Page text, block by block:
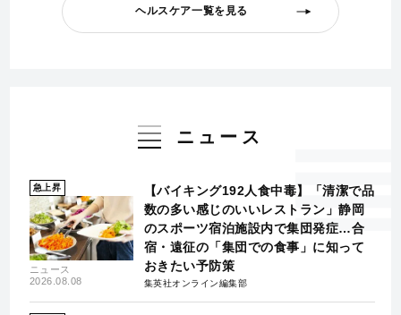
ヘルスケア一覧を見る
ニュース
急上昇
ニュース
2026.08.08
【バイキング192人食中毒】「清潔で品
数の多い感じのいいレストラン」静岡
のスポーツ宿泊施設内で集団発症…合
宿・遠征の「集団での食事」に知って
おきたい予防策
集英社オンライン編集部